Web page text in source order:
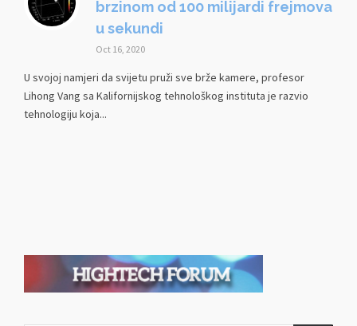
brzinom od 100 milijardi frejmova
u sekundi
Oct 16, 2020
U svojoj namjeri da svijetu pruži sve brže kamere, profesor
Lihong Vang sa Kalifornijskog tehnološkog instituta je razvio
tehnologiju koja...